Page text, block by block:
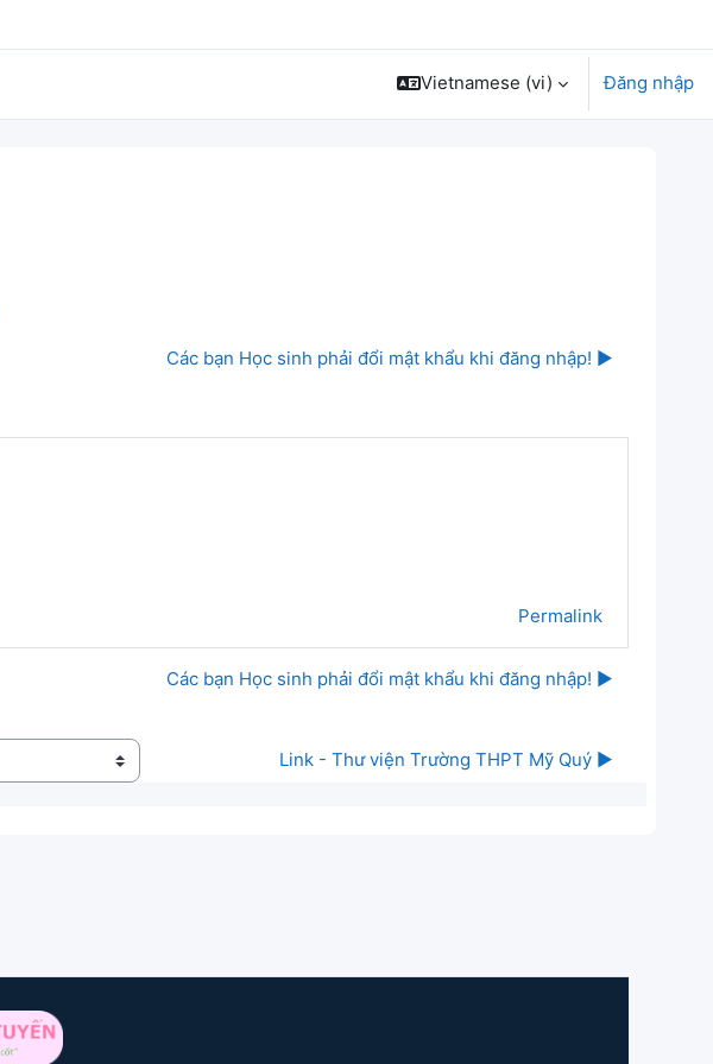
Vietnamese ‎(vi)‎ Đăng nhập
Các bạn Học sinh phải đổi mật khẩu khi đăng nhập! ▶︎
Permalink
Các bạn Học sinh phải đổi mật khẩu khi đăng nhập! ▶︎
Link - Thư viện Trường THPT Mỹ Quý ▶︎